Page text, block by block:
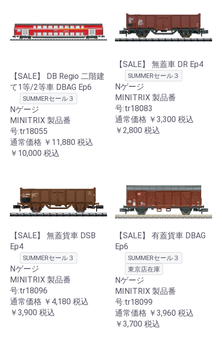
【SALE】 DB Regio 二階建
て1等/2等車 DBAG Ep6
SUMMERセール３
Nゲージ
MINITRIX 製品番
号:tr18055
通常価格 ￥11,880 税込
￥10,000 税込
【SALE】 無蓋車 DR Ep4
SUMMERセール３
Nゲージ
MINITRIX 製品番
号:tr18083
通常価格 ￥3,300 税込
￥2,800 税込
【SALE】 無蓋貨車 DSB
Ep4
SUMMERセール３
Nゲージ
MINITRIX 製品番
号:tr18096
通常価格 ￥4,180 税込
￥3,900 税込
【SALE】 有蓋貨車 DBAG
Ep6
SUMMERセール３
東京店在庫
Nゲージ
MINITRIX 製品番
号:tr18099
通常価格 ￥3,960 税込
￥3,700 税込